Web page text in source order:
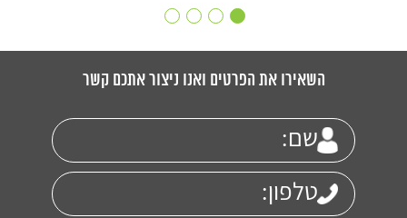
השאירו את הפרטים ואנו ניצור אתכם קשר